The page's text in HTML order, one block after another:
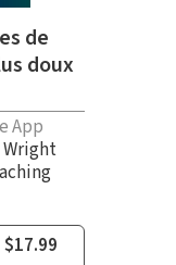
de
doux
App
Wright
$17.99